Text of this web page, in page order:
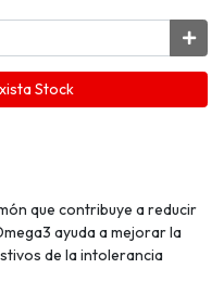
Stock
que contribuye a reducir
ayuda a mejorar la
de la intolerancia